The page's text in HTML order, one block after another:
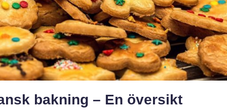
bakning – En översikt